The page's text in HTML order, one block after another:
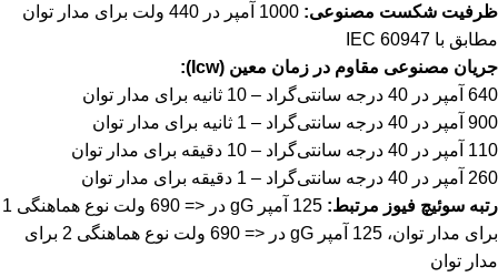
ظرفیت شکست مصنوعی:
1000 آمپر در 440 ولت برای مدار توان
مطابق با IEC 60947
جریان مصنوعی مقاوم در زمان معین (Icw):
640 آمپر در 40 درجه سانتی‌گراد – 10 ثانیه برای مدار توان
900 آمپر در 40 درجه سانتی‌گراد – 1 ثانیه برای مدار توان
110 آمپر در 40 درجه سانتی‌گراد – 10 دقیقه برای مدار توان
260 آمپر در 40 درجه سانتی‌گراد – 1 دقیقه برای مدار توان
رتبه سوئیچ فیوز مرتبط:
125 آمپر gG در <= 690 ولت نوع هماهنگی 1
برای مدار توان، 125 آمپر gG در <= 690 ولت نوع هماهنگی 2 برای
مدار توان